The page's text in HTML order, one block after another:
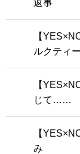
返事
【
ルクティー
【
じて……
【
み